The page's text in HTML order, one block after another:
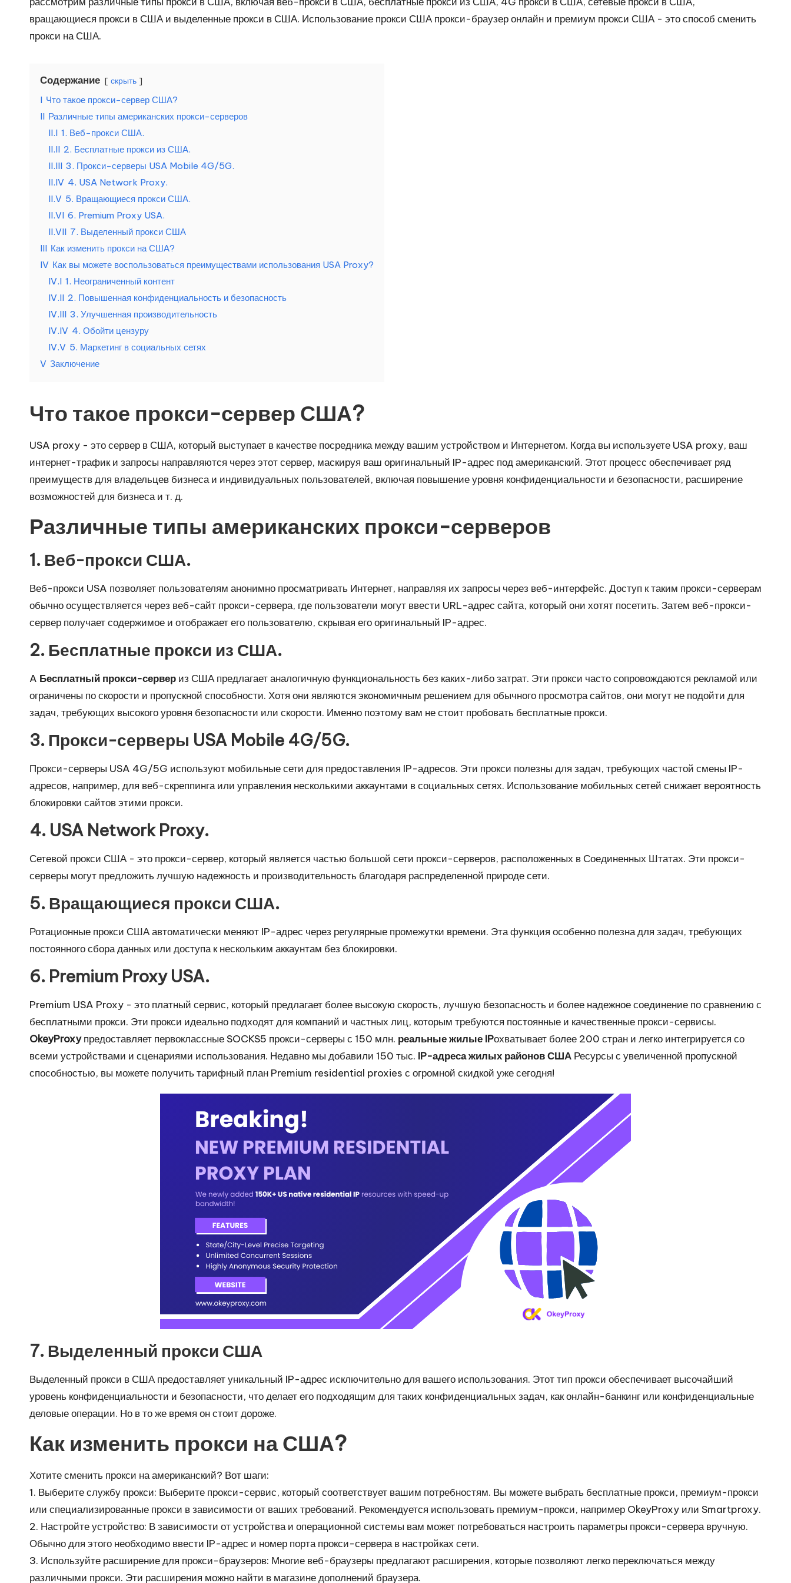
н
у
ж
д
л
а
а
п
о
б
а
я
в
е
р
с
и
я
]
-
O
k
e
y
P
r
o
x
y
вращающиеся прокси в США и выделенные прокси в США. Использование прокси СШАпрокси-браузеронлайн и премиум прокси США - это способ сменить
прокси на США.
Содержание скрыть
I Что такое прокси-сервер США?
II Различные типы американских прокси-серверов
II.I 1. Веб-прокси США.
II.II 2. Бесплатные прокси из США.
II.III 3. Прокси-серверы USA Mobile 4G/5G.
II.IV 4. USA Network Proxy.
II.V 5. Вращающиеся прокси США.
II.VI 6. Premium Proxy USA.
II.VII 7. Выделенный прокси США
III Как изменить прокси на США?
IV Как вы можете воспользоваться преимуществами использования USA Proxy?
IV.I 1. Неограниченный контент
IV.II 2. Повышенная конфиденциальность и безопасность
IV.III 3. Улучшенная производительность
IV.IV 4. Обойти цензуру
IV.V 5. Маркетинг в социальных сетях
V Заключение
Что такое прокси-сервер США?
USA proxy - это сервер в США, который выступает в качестве посредника между вашим устройством и Интернетом. Когда вы используете USA proxy, ваш
интернет-трафик и запросы направляются через этот сервер, маскируя ваш оригинальный IP-адрес под американский. Этот процесс обеспечивает ряд
преимуществ для владельцев бизнеса и индивидуальных пользователей, включая повышение уровня конфиденциальности и безопасности, расширение
возможностей для бизнеса и т. д.
Различные типы американских прокси-серверов
1. Веб-прокси США.
Веб-прокси USA позволяет пользователям анонимно просматривать Интернет, направляя их запросы через веб-интерфейс. Доступ к таким прокси-серверам
обычно осуществляется через веб-сайт прокси-сервера, где пользователи могут ввести URL-адрес сайта, который они хотят посетить. Затем веб-прокси-
сервер получает содержимое и отображает его пользователю, скрывая его оригинальный IP-адрес.
2. Бесплатные прокси из США.
A Бесплатный прокси-сервер из США предлагает аналогичную функциональность без каких-либо затрат. Эти прокси часто сопровождаются рекламой или
ограничены по скорости и пропускной способности. Хотя они являются экономичным решением для обычного просмотра сайтов, они могут не подойти для
задач, требующих высокого уровня безопасности или скорости. Именно поэтому вам не стоит пробовать бесплатные прокси.
3. Прокси-серверы USA Mobile 4G/5G.
Прокси-серверы USA 4G/5G используют мобильные сети для предоставления IP-адресов. Эти прокси полезны для задач, требующих частой смены IP-
адресов, например, для веб-скреппинга или управления несколькими аккаунтами в социальных сетях. Использование мобильных сетей снижает вероятность
блокировки сайтов этими прокси.
4. USA Network Proxy.
Сетевой прокси США - это прокси-сервер, который является частью большой сети прокси-серверов, расположенных в Соединенных Штатах. Эти прокси-
серверы могут предложить лучшую надежность и производительность благодаря распределенной природе сети.
5. Вращающиеся прокси США.
Ротационные прокси США автоматически меняют IP-адрес через регулярные промежутки времени. Эта функция особенно полезна для задач, требующих
постоянного сбора данных или доступа к нескольким аккаунтам без блокировки.
6. Premium Proxy USA.
Premium USA Proxy - это платный сервис, который предлагает более высокую скорость, лучшую безопасность и более надежное соединение по сравнению с
бесплатными прокси. Эти прокси идеально подходят для компаний и частных лиц, которым требуются постоянные и качественные прокси-сервисы.
OkeyProxyпредоставляет первоклассные SOCKS5 прокси-серверы с 150 млн. реальные жилые IPохватывает более 200 стран и легко интегрируется со
всеми устройствами и сценариями использования. Недавно мы добавили 150 тыс. IP-адреса жилых районов США Ресурсы с увеличенной пропускной
способностью, вы можете получить тарифный план Premium residential proxies с огромной скидкой уже сегодня!
7. Выделенный прокси США
Выделенный прокси в США предоставляет уникальный IP-адрес исключительно для вашего использования. Этот тип прокси обеспечивает высочайший
уровень конфиденциальности и безопасности, что делает его подходящим для таких конфиденциальных задач, как онлайн-банкинг или конфиденциальные
деловые операции. Но в то же время он стоит дороже.
Как изменить прокси на США?
Хотите сменить прокси на американский? Вот шаги:
1. Выберите службу прокси: Выберите прокси-сервис, который соответствует вашим потребностям. Вы можете выбрать бесплатные прокси, премиум-прокси
или специализированные прокси в зависимости от ваших требований. Рекомендуется использовать премиум-прокси, например OkeyProxy или Smartproxy.
2. Настройте устройство: В зависимости от устройства и операционной системы вам может потребоваться настроить параметры прокси-сервера вручную.
Обычно для этого необходимо ввести IP-адрес и номер порта прокси-сервера в настройках сети.
3. Используйте расширение для прокси-браузеров: Многие веб-браузеры предлагают расширения, которые позволяют легко переключаться между
различными прокси. Эти расширения можно найти в магазине дополнений браузера.